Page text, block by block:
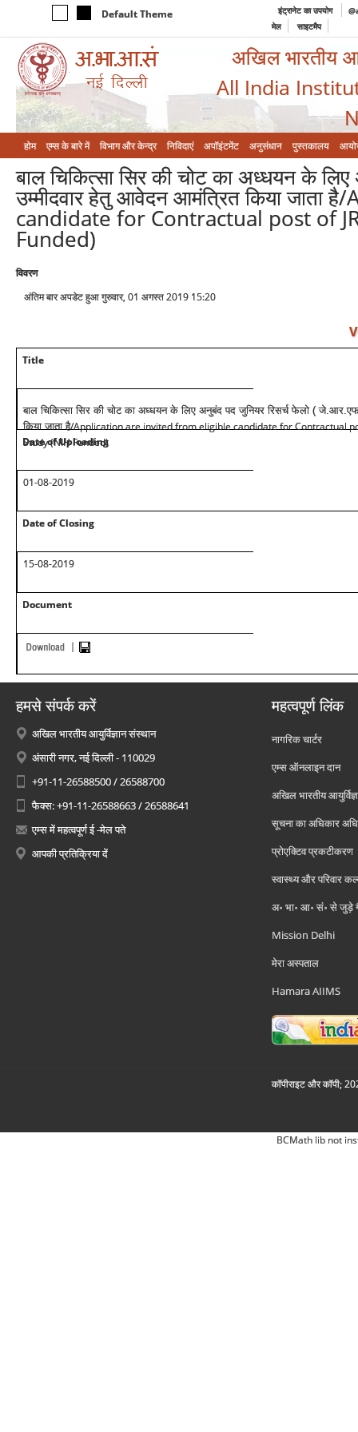
Default Theme इंट्रानेट का उपयोग
मेल
साइटमैप
अखिल भारतीय
All India
होम एम्‍स के बारे में विभाग और केन्‍द्र निविदाएं अपॉइंटमेंट अनुसंधान पुस्तकालय
बाल चिकित्सा सिर की चोट का अध्धयन के
उम्मीदवार हेतु आवेदन आमंत्रित किया
candidate for Contractual post of
Funded)
विवरण
अंतिम बार अपडेट हुआ गुरुवार, 01 अगस्त 2019 15:20
Title
बाल चिकित्सा सिर की चोट का अध्धयन के लिए अनुबंद पद जुनियर रिसर्च फेलो (
किया जाता है/Application are invited from eligible candidate for Contractual
Study (NIH Funded)
Date of Uploading
01-08-2019
Date of Closing
15-08-2019
Document
हमसे संपर्क करें
अखिल भारतीय आयुर्विज्ञान संस्थान
अंसारी नगर, नई दिल्ली - 110029
+91-11-26588500 / 26588700
फैक्स: +91-11-26588663 / 26588641
एम्स में महत्वपूर्ण ई -मेल पते
आपकी प्रतिक्रिया दें
महत्वपूर्ण लिंक
नागरिक चार्टर
एम्स ऑनलाइन दान
अखिल भारतीय
सूचना का अधिकार
प्रोएक्टिव प्रकटीकरण
स्वास्थ्य और परिवार
अ॰ भा॰ आ॰ सं॰ से जुड़े
Mission Delhi
मेरा अस्पताल
Hamara AIIMS
कॉपीराइट और कॉपी;
BCMath lib not